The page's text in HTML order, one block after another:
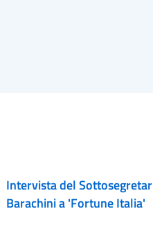
Intervista del
Barachini a 'Fortune Italia'